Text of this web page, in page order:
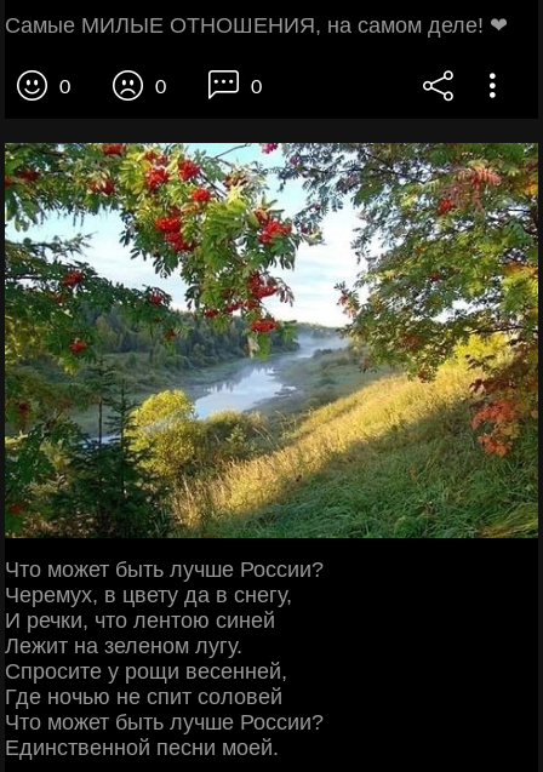
Самые МИЛЫЕ ОТНОШЕНИЯ, на самом деле! ❤
0 0 0
Что может быть лучше России?
Черемух, в цвету да в снегу,
И речки, что лентою синей
Лежит на зеленом лугу.
Спросите у рощи весенней,
Где ночью не спит соловей
Что может быть лучше России?
Единственной песни моей.